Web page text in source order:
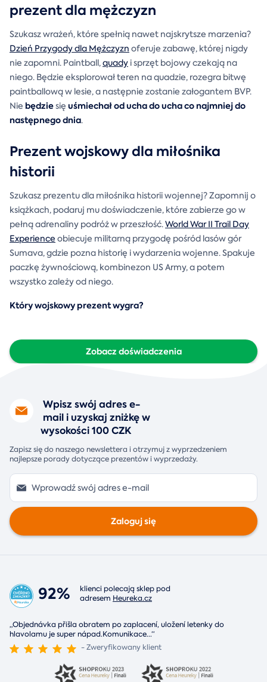
prezent dla mężczyzn
Szukasz wrażeń, które spełnią nawet najskrytsze marzenia?
Dzień Przygody dla Mężczyzn oferuje zabawę, której nigdy
nie zapomni. Paintball,quadyi sprzęt bojowy czekają na
niego. Będzie eksplorował teren na quadzie, rozegra bitwę
paintballową w lesie, a następnie zostanie załogantem BVP.
Nie będziesię uśmiechał od ucha do ucha co najmniej do
następnego dnia.
Prezent wojskowy dla miłośnika
historii
Szukasz prezentu dla miłośnika historii wojennej? Zapomnij o
książkach, podaruj mu doświadczenie, które zabierze go w
pełną adrenaliny podróż w przeszłość.World War II Trail Day
Experience obiecuje militarną przygodę pośród lasów gór
Sumava, gdzie pozna historię i wydarzenia wojenne. Spakuje
paczkę żywnościową, kombinezon US Army, a potem
wszystko zależy od niego.
Który wojskowy prezent wygra?
Zobacz doświadczenia
Wpisz swój adres e-
mail i uzyskaj zniżkę w
wysokości 100 CZK
Zapisz się do naszego newslettera i otrzymuj z wyprzedzeniem
najlepsze porady dotyczące prezentów i wyprzedaży.
Zaloguj się
92%
klienci polecają sklep pod
adresem Heureka.cz
„Objednávka přišla obratem po zaplacení, uložení letenky do
hlavolamu je super nápad.Komunikace...“
- Zweryfikowany klient